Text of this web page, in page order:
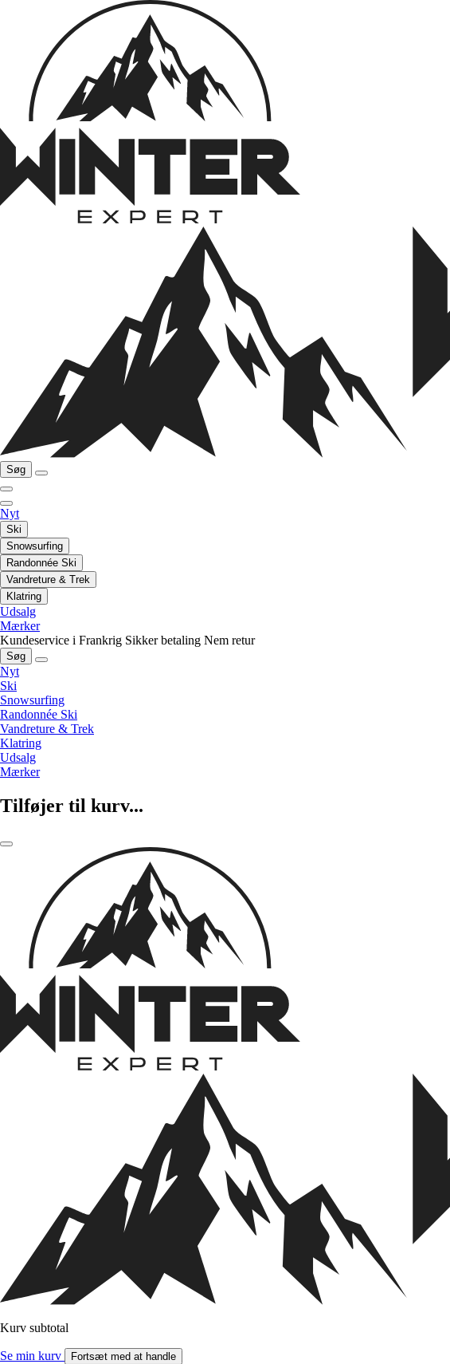
Søg
Nyt
Ski
Snowsurfing
Randonnée Ski
Vandreture & Trek
Klatring
Udsalg
Mærker
Kundeservice i Frankrig Sikker betaling Nem retur
Søg
Nyt
Ski
Snowsurfing
Randonnée Ski
Vandreture & Trek
Klatring
Udsalg
Mærker
Tilføjer til kurv...
Kurv subtotal
Se min kurv Fortsæt med at handle